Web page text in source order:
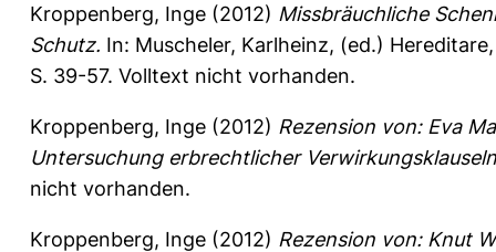
Kroppenberg, Inge (2012) Missbräuchliche
Schutz. In: Muscheler, Karlheinz, (ed.)
S. 39-57. Volltext nicht vorhanden.
Kroppenberg, Inge (2012) Rezension von: Eva
Untersuchung erbrechtlicher
nicht vorhanden.
Kroppenberg, Inge (2012) Rezension von: Knut